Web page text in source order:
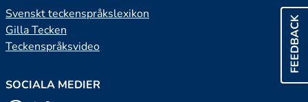
FEEDBACK
Svenskt teckenspråkslexikon
Gilla Tecken
Teckenspråksvideo
SOCIALA MEDIER